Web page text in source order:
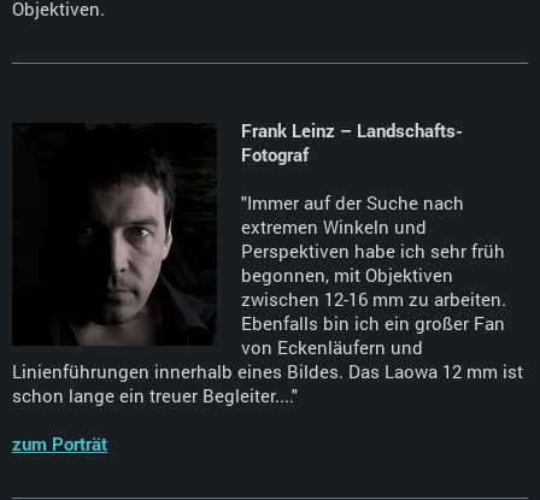
Objektiven.
Frank Leinz – Landschafts-
Fotograf
"Immer auf der Suche nach
extremen Winkeln und
Perspektiven habe ich sehr früh
begonnen, mit Objektiven
zwischen 12-16 mm zu arbeiten.
Ebenfalls bin ich ein großer Fan
von Eckenläufern und
Linienführungen innerhalb eines Bildes. Das Laowa 12 mm ist
schon lange ein treuer Begleiter...."
zum Porträt